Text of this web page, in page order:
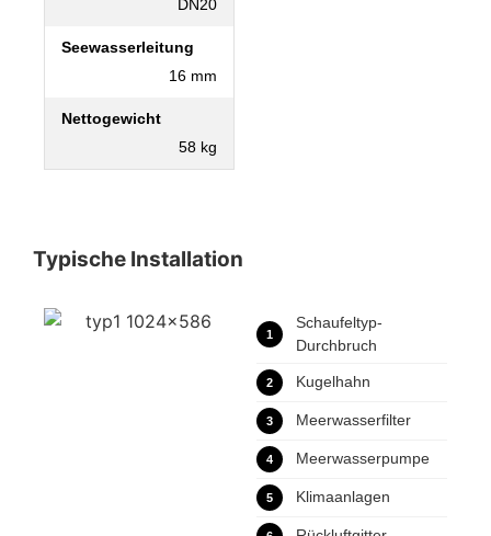
DN20
Seewasserleitung
16 mm
Nettogewicht
58 kg
Typische Installation
1
Schaufeltyp-
Durchbruch
2 Kugelhahn
3 Meerwasserfilter
4 Meerwasserpumpe
5 Klimaanlagen